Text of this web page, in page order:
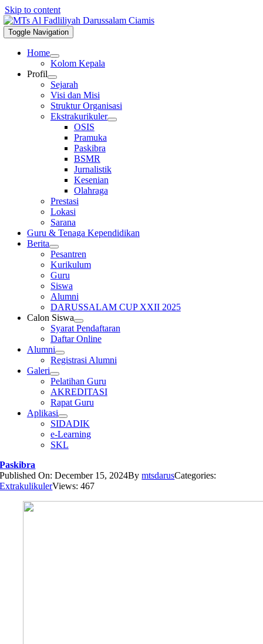
Skip to content
Toggle Navigation
Home
Kolom Kepala
Profil
Sejarah
Visi dan Misi
Struktur Organisasi
Ekstrakurikuler
OSIS
Pramuka
Paskibra
BSMR
Jurnalistik
Kesenian
Olahraga
Prestasi
Lokasi
Sarana
Guru & Tenaga Kependidikan
Berita
Pesantren
Kurikulum
Guru
Siswa
Alumni
DARUSSALAM CUP XXII 2025
Calon Siswa
Syarat Pendaftaran
Daftar Online
Alumni
Registrasi Alumni
Galeri
Pelatihan Guru
AKREDITASI
Rapat Guru
Aplikasi
SIDADIK
e-Learning
SKL
Paskibra
Published On: December 15, 2024BymtsdarusCategories:
ExtrakulikulerViews: 467